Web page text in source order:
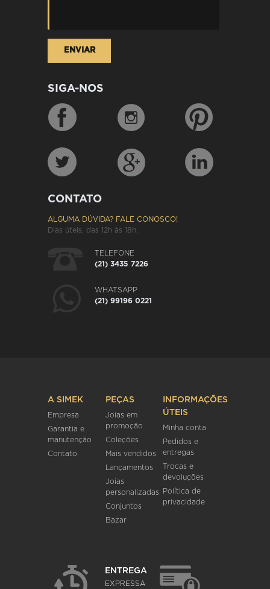
SIGA-NOS
CONTATO
ALGUMA DÚVIDA? FALE CONOSCO!
Dias úteis, das 12h às 18h.
TELEFONE
(21) 3435 7226
WHATSAPP
(21) 99196 0221
A SIMEK
Empresa
Garantia e
manutenção
Contato
PEÇAS
Joias em
promoção
Coleções
Mais vendidos
Lançamentos
Joias
personalizadas
Conjuntos
Bazar
INFORMAÇÕES
ÚTEIS
Minha conta
Pedidos e
entregas
Trocas e
devoluções
Política de
privacidade
ENTREGA
EXPRESSA